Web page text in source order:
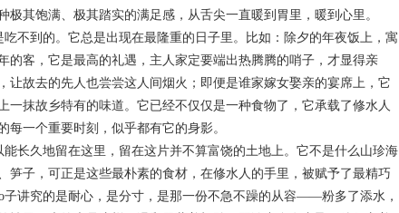
其饱满、极其踏实的满足感，从舌尖一直暖到胃里，暖到心里。
不到的。它总是出现在最隆重的日子里。比如：除夕的年夜饭上，寓
的客，它是最高的礼遇，主人家定要端出热腾腾的哨子，才显得亲
让故去的先人也尝尝这人间烟火；即便是谁家嫁女娶亲的宴席上，它
一抹故乡特有的味道。它已经不仅仅是一种食物了，它承载了修水人
一个重要时刻，似乎都有它的身影。
长久地留在这里，留在这片并不算富饶的土地上。它不是什么山珍海
笋子，可正是这些最朴素的食材，在修水人的手里，被赋予了最精巧
子讲究的是耐心，是分寸，是那一份不急不躁的从容——粉多了添水，